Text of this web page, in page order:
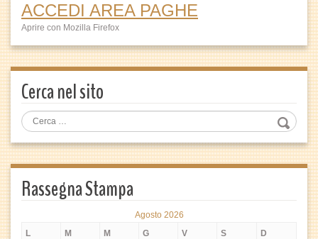
ACCEDI AREA PAGHE
Aprire con Mozilla Firefox
Cerca nel sito
Rassegna Stampa
Agosto 2026
L
M M G V S D